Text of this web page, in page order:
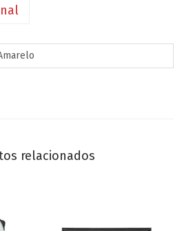
relacionados